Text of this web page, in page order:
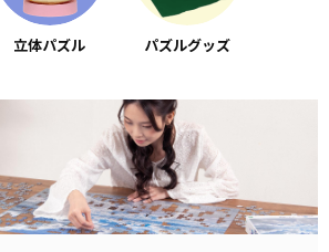
立体パズル パズルグッズ